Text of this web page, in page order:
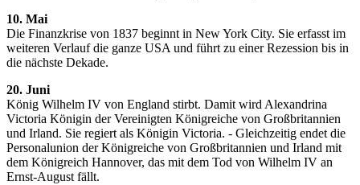
10. Mai
Die Finanzkrise von 1837 beginnt in New York City. Sie erfasst im
weiteren Verlauf die ganze USA und führt zu einer Rezession bis in
die nächste Dekade.
20. Juni
König Wilhelm IV von England stirbt. Damit wird Alexandrina
Victoria Königin der Vereinigten Königreiche von Großbritannien
und Irland. Sie regiert als Königin Victoria. - Gleichzeitig endet die
Personalunion der Königreiche von Großbritannien und Irland mit
dem Königreich Hannover, das mit dem Tod von Wilhelm IV an
Ernst-August fällt.